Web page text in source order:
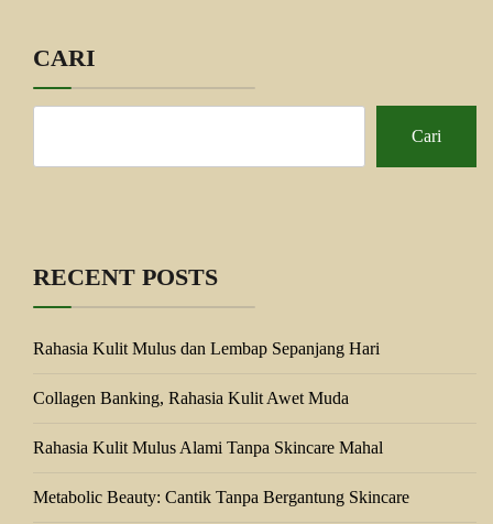
CARI
Cari
RECENT POSTS
Rahasia Kulit Mulus dan Lembap Sepanjang Hari
Collagen Banking, Rahasia Kulit Awet Muda
Rahasia Kulit Mulus Alami Tanpa Skincare Mahal
Metabolic Beauty: Cantik Tanpa Bergantung Skincare